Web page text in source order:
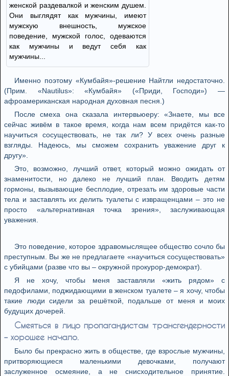
женской раздевалкой и женским душем.
Они выглядят как мужчины, имеют
мужскую внешность, мужское
поведение, мужской голос, одеваются
как мужчины и ведут себя как
мужчины...
Именно поэтому «Кумбайя»-решение Найтли недостаточно.
(Прим. «Nautilus»: «Кумбайя» («Приди, Господи») —
афроамериканская народная духовная песня.)
После смеха она сказала интервьюеру: «Знаете, мы все
сейчас живём в такое время, когда нам всем придётся как-то
научиться сосуществовать, не так ли? У всех очень разные
взгляды. Надеюсь, мы сможем сохранить уважение друг к
другу».
Это, возможно, лучший ответ, который можно ожидать от
знаменитости, но далеко не лучший план. Вводить детям
гормоны, вызывающие бесплодие, отрезать им здоровые части
тела и заставлять их делить туалеты с извращенцами – это не
просто «альтернативная точка зрения», заслуживающая
уважения.
Это поведение, которое здравомыслящее общество сочло бы
преступным. Вы же не предлагаете «научиться сосуществовать»
с убийцами (разве что вы – окружной прокурор-демократ).
Я не хочу, чтобы меня заставляли «жить рядом» с
педофилами, поджидающими в женском туалете – я хочу, чтобы
такие люди сидели за решёткой, подальше от меня и моих
будущих дочерей.
Смеяться в лицо пропагандистам трансгендерности
– хорошее начало.
Было бы прекрасно жить в обществе, где взрослые мужчины,
притворяющиеся маленькими девочками, получают
заслуженное осмеяние, а не снисходительное принятие.